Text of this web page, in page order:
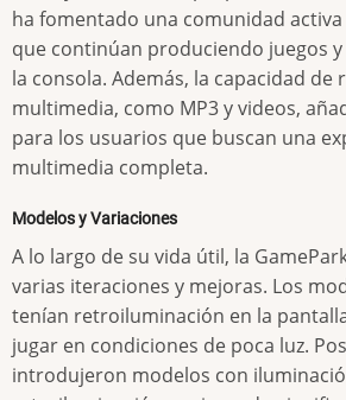
ha fomentado una comunidad
que continúan produciendo juegos
la consola. Además, la capacidad
multimedia, como MP3 y videos,
para los usuarios que buscan una
multimedia completa.
Modelos y Variaciones
A lo largo de su vida útil, la
varias iteraciones y mejoras. Los
tenían retroiluminación en la
jugar en condiciones de poca luz.
introdujeron modelos con